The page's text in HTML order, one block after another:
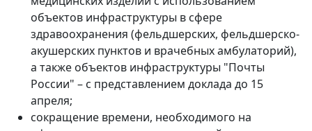
объектов инфраструктуры в сфере
здравоохранения (фельдшерских, фельдшерско-
акушерских пунктов и врачебных амбулаторий),
а также объектов инфраструктуры "Почты
России" – с представлением доклада до 15
апреля;
сокращение времени, необходимого на